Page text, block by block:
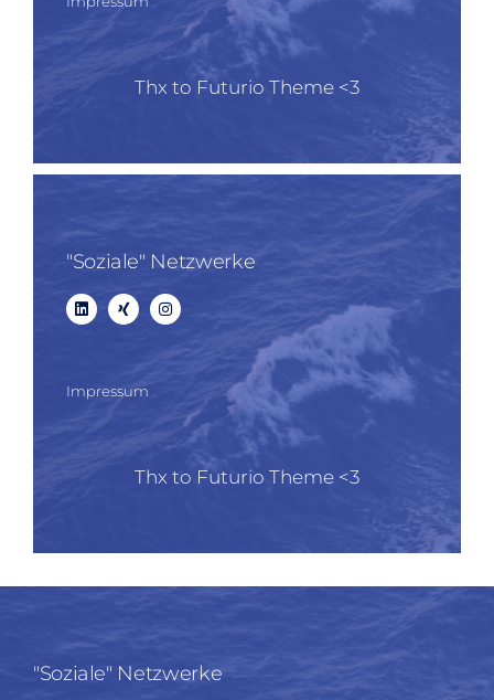
Thx to Futurio Theme <3
"Soziale" Netzwerke
Impressum
Thx to Futurio Theme <3
"Soziale" Netzwerke